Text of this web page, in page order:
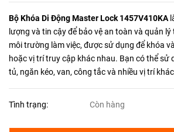
Bộ Khóa Di Động Master Lock 1457V410KA
lượng và tin cậy để bảo vệ an toàn và quản
môi trường làm việc, được sử dụng để khóa
hoặc vị trí truy cập khác nhau. Bạn có thể sử
tủ, ngăn kéo, van, công tắc và nhiều vị trí
Tình trạng: Còn hàng